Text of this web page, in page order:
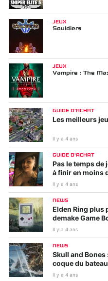
JEUX
Souldiers
JEUX
Vampire : The
GUIDE D'ACHAT
Les meilleurs
Il y a 4 ans
GUIDE D'ACHAT
Pas le temps
à finir en moins
Il y a 4 ans
NEWS
Elden Ring plus
demake Game
Il y a 4 ans
NEWS
Skull and Bones
coque du
Il y a 4 ans